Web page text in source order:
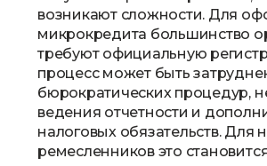
возникают сложности. Для
микрокредита большинство
требуют официальную
процесс может быть
бюрократических процедур,
ведения отчетности и
налоговых обязательств. Для
ремесленников это